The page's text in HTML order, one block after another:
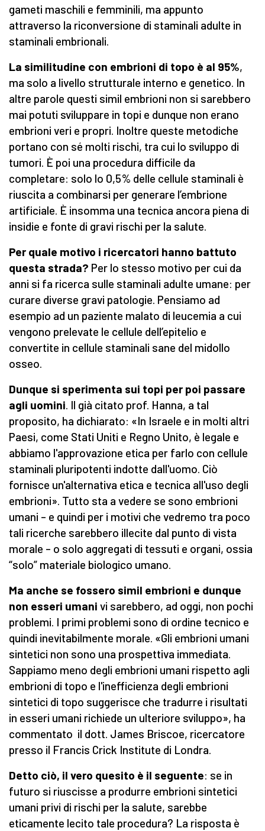
gameti maschili e femminili, ma appunto
attraverso la riconversione di staminali adulte in
staminali embrionali.
La similitudine con embrioni di topo è al 95%,
ma solo a livello strutturale interno e genetico. In
altre parole questi simil embrioni non si sarebbero
mai potuti sviluppare in topi e dunque non erano
embrioni veri e propri. Inoltre queste metodiche
portano con sé molti rischi, tra cui lo sviluppo di
tumori. È poi una procedura difficile da
completare: solo lo 0,5% delle cellule staminali è
riuscita a combinarsi per generare l’embrione
artificiale. È insomma una tecnica ancora piena di
insidie e fonte di gravi rischi per la salute.
Per quale motivo i ricercatori hanno battuto
questa strada? Per lo stesso motivo per cui da
anni si fa ricerca sulle staminali adulte umane: per
curare diverse gravi patologie. Pensiamo ad
esempio ad un paziente malato di leucemia a cui
vengono prelevate le cellule dell’epitelio e
convertite in cellule staminali sane del midollo
osseo.
Dunque si sperimenta sui topi per poi passare
agli uomini. Il già citato prof. Hanna, a tal
proposito, ha dichiarato: «In Israele e in molti altri
Paesi, come Stati Uniti e Regno Unito, è legale e
abbiamo l'approvazione etica per farlo con cellule
staminali pluripotenti indotte dall'uomo. Ciò
fornisce un'alternativa etica e tecnica all'uso degli
embrioni». Tutto sta a vedere se sono embrioni
umani – e quindi per i motivi che vedremo tra poco
tali ricerche sarebbero illecite dal punto di vista
morale – o solo aggregati di tessuti e organi, ossia
“solo” materiale biologico umano.
Ma anche se fossero simil embrioni e dunque
non esseri umani vi sarebbero, ad oggi, non pochi
problemi. I primi problemi sono di ordine tecnico e
quindi inevitabilmente morale. «Gli embrioni umani
sintetici non sono una prospettiva immediata.
Sappiamo meno degli embrioni umani rispetto agli
embrioni di topo e l'inefficienza degli embrioni
sintetici di topo suggerisce che tradurre i risultati
in esseri umani richiede un ulteriore sviluppo», ha
commentato il dott. James Briscoe, ricercatore
presso il Francis Crick Institute di Londra.
Detto ciò, il vero quesito è il seguente: se in
futuro si riuscisse a produrre embrioni sintetici
umani privi di rischi per la salute, sarebbe
eticamente lecito tale procedura? La risposta è